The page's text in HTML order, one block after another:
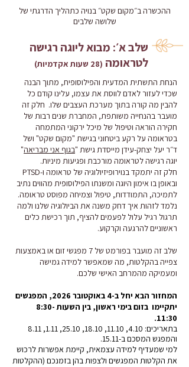
ההכשרה ב״מקום שקט״ בנויה כתהליך הדרגתי של
שלושה שלבים
שלב א׳: מבוא ליוגה רגישה
לטראומה (28 שעות אקדמיות)
הנחת התשתית המדעית והפילוסופית, מתוך הבנה
שכדי לעזור לאדם לווסת את עצמו, עלינו קודם כל
להבין מה קורה בתוך מערכת העצבים שלו. חלק זה
מועבר בהנחייה משותפת, המחברת שנים רבות של
חקירה הוראה וטיפול של מיכל ירקוני המתמחה
בטראומה על רקע ביטחוני בגישת "מקום שקט" ושל
ד״ר יעל יצחק-עידן מייסדת גישת "בגוף אני מבריאה"
יוגה רגישה לטראומה מורכבת ופגיעות מיניות.
חלק זה יתמקד בנוירופיזיולוגיה של טראומה ו-PTSD
ובאופן בו אימון היוגה ומשנתו הפילוסופית מהווים נתיב
לתמיכה, התמודדות, טיפול וצמיחה מפוסט טראומה.
נלמד לזהות איך דחק משנה את הביולוגיה שלנו ולמה
תרגול רגיל עלול לפעמים להציף, תוך רכישת כלים
ראשוניים להרגעה וקרקוע.
שלב זה מועבר בפורמט של 7 מפגשי זום או באמצעות
צפייה בהקלטות, מה שמאפשר למידה גמישה
ומעמיקה מהמרחב האישי שלכם.
המחזור הבא יחל ב-4 באוקטובר 2026, המפגשים
יתקיימו בזום בימי ראשון, בין השעות 8:30-
11:30.
בתאריכים: 4.10, 11.10, 18.10, 25.10, 1.11, 8.11
והמפגש המסכם ב-15.11.
למי שמעדיף למידה עצמאית, קיימת אפשרות לרכוש
את הקלטות המפגשים ולצפות בהן בזמנכם (ההקלטות